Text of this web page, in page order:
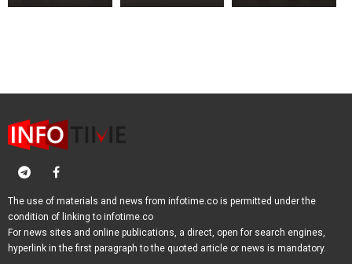
The use of materials and news from infotime.co is permitted under the
condition of linking to infotime.co
For news sites and online publications, a direct, open for search engines,
hyperlink in the first paragraph to the quoted article or news is mandatory.